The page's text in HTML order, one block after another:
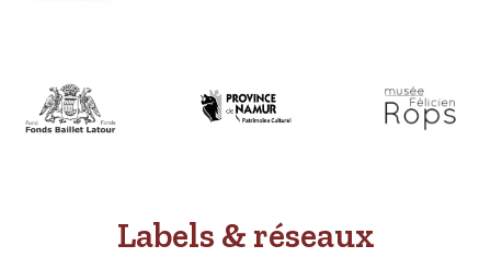
Labels & réseaux